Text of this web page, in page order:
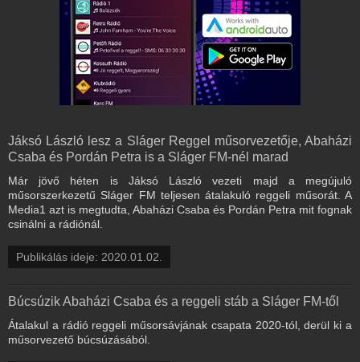
Jáksó László lesz a Sláger Reggel műsorvezetője, Abaházi
Csaba és Pordán Petra is a Sláger FM-nél marad
Már jövő héten is Jáksó László vezeti majd a megújuló
műsorszerkezetű Sláger FM teljesen átalakuló reggeli műsorát. A
Media1 azt is megtudta, Abaházi Csaba és Pordán Petra mit fognak
csinálni a rádiónál.
Publikálás ideje: 2020.01.02.
Búcsúzik Abaházi Csaba és a reggeli stáb a Sláger FM-től
Átalakul a rádió reggeli műsorsávjának csapata 2020-tól, derül ki a
műsorvezető búcsúzásából.